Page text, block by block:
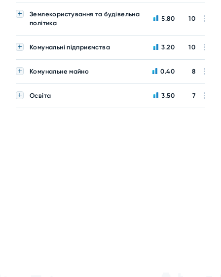
Землекористування та будівельна
політика
5.80 10
Комунальні підприємства 3.20 10
Комунальне майно 0.40 8
Освіта 3.50 7